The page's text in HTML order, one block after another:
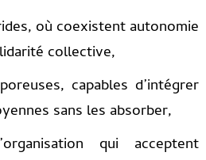
où coexistent autonomie
collective,
capables d’intégrer
sans les absorber,
qui acceptent